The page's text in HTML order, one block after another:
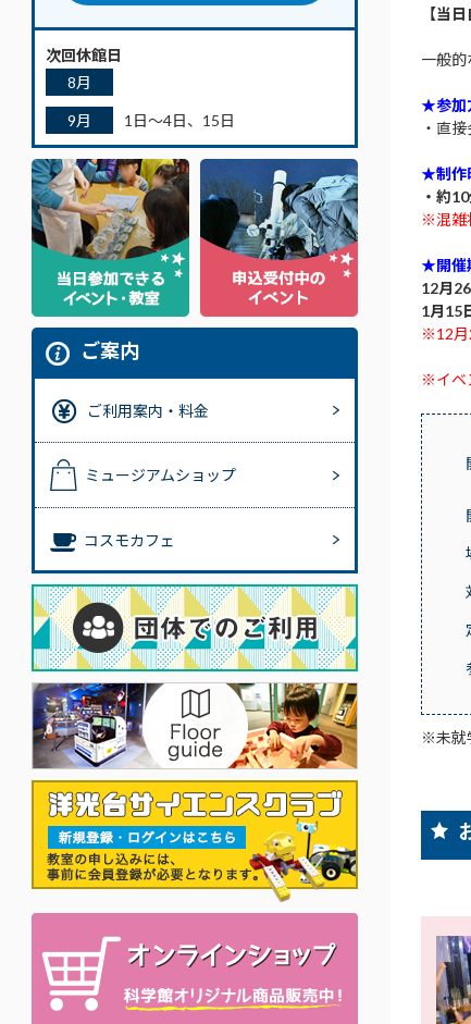
次回休館日
8月
9月 1日～4日、15日
ご案内
ご利用案内・料金
ミュージアムショップ
コスモカフェ
【当
一般的
★参加
・直
★制作
・約
※混雑
★開催
12月
1月15
※12月
※イベ
※未就